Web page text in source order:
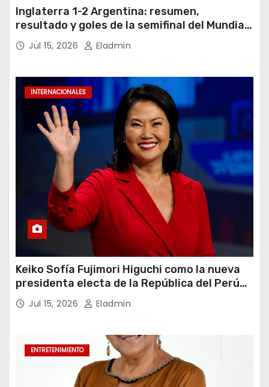
Inglaterra 1-2 Argentina: resumen,
resultado y goles de la semifinal del Mundial
2026Jul 15, 2026 Eladmin
INTERNACIONALES
Keiko Sofía Fujimori Higuchi como la nueva
presidenta electa de la República del Perú
para el periodo constitucional 2026-2031
Jul 15, 2026 Eladmin
ENTRETENIMIENTO